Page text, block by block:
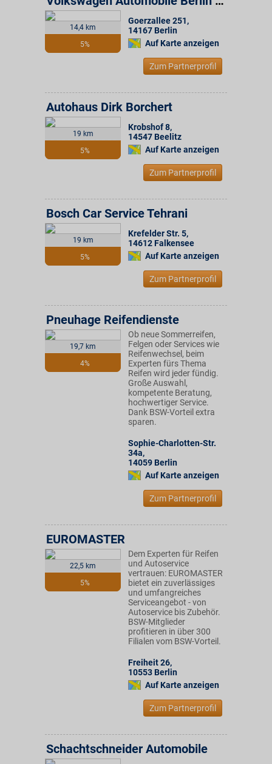
14,4 km
5%
Goerzallee 251,
14167 Berlin
Auf Karte anzeigen
Zum Partnerprofil
19 km
5%
Autohaus Dirk Borchert
Krobshof 8,
14547 Beelitz
Auf Karte anzeigen
Zum Partnerprofil
19 km
5%
Bosch Car Service Tehrani
Krefelder Str. 5,
14612 Falkensee
Auf Karte anzeigen
Zum Partnerprofil
19,7 km
4%
Pneuhage Reifendienste
Ob neue Sommerreifen,
Felgen oder Services wie
Reifenwechsel, beim
Experten fürs Thema
Reifen wird jeder fündig.
Große Auswahl,
kompetente Beratung,
hochwertiger Service.
Dank BSW-Vorteil extra
sparen.
Sophie-Charlotten-Str.
34a,
14059 Berlin
Auf Karte anzeigen
Zum Partnerprofil
22,5 km
5%
EUROMASTER
Dem Experten für Reifen
und Autoservice
vertrauen: EUROMASTER
bietet ein zuverlässiges
und umfangreiches
Serviceangebot - von
Autoservice bis Zubehör.
BSW-Mitglieder
profitieren in über 300
Filialen vom BSW-Vorteil.
Freiheit 26,
10553 Berlin
Auf Karte anzeigen
Zum Partnerprofil
Schachtschneider Automobile